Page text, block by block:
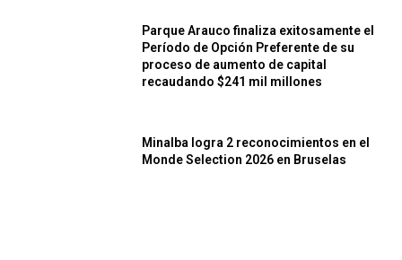
Parque Arauco finaliza exitosamente el
Período de Opción Preferente de su
proceso de aumento de capital
recaudando $241 mil millones
Minalba logra 2 reconocimientos en el
Monde Selection 2026 en Bruselas